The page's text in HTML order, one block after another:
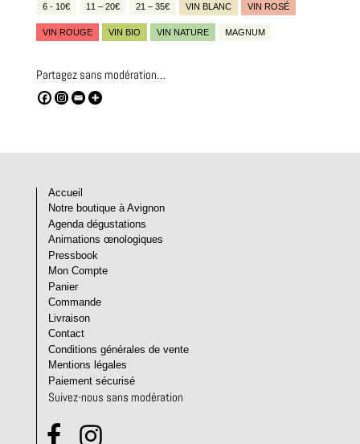
6 - 10€ 11 – 20€ 21 – 35€ VIN BLANC VIN ROSÉ
VIN ROUGE VIN BIO VIN NATURE MAGNUM
Partagez sans modération…
Accueil
Notre boutique à Avignon
Agenda dégustations
Animations œnologiques
Pressbook
Mon Compte
Panier
Commande
Livraison
Contact
Conditions générales de vente
Mentions légales
Paiement sécurisé
Suivez-nous sans modération